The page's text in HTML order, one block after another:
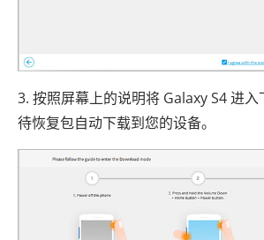
3. 按照屏幕上的说明将 Galaxy S4 进
待恢复包自动下载到您的设备。